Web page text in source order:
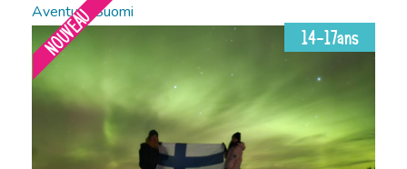
Aventure Suomi
NOUVEAU 14-17ans